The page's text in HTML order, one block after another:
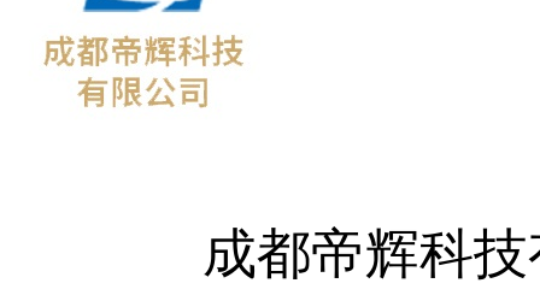
成都帝辉科